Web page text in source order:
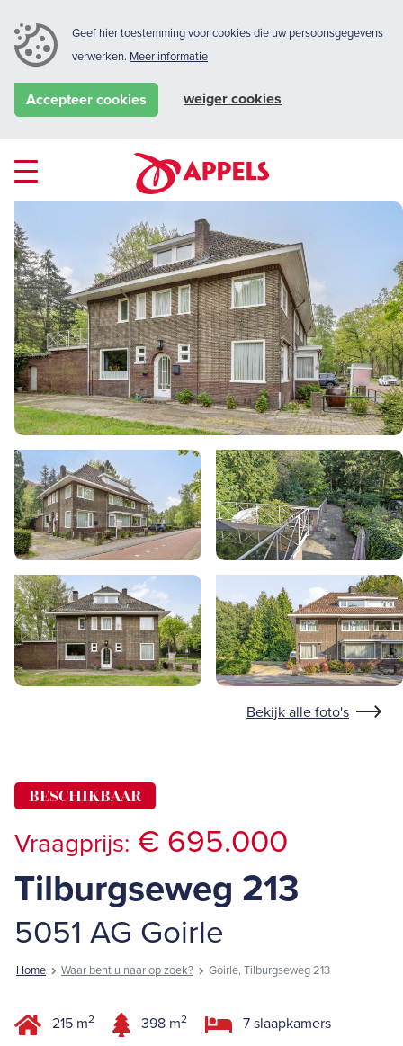
Geef hier toestemming voor cookies die uw persoonsgegevens
verwerken. Meer informatie
Accepteer cookies weiger cookies
Bekijk alle foto's
BESCHIKBAAR
Vraagprijs: € 695.000
Tilburgseweg 213
5051 AG Goirle
Home Waar bent u naar op zoek? Goirle, Tilburgseweg 213
215 m2 398 m2 7 slaapkamers